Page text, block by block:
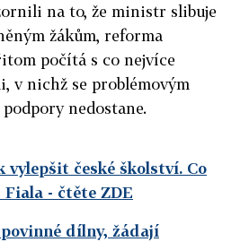
na to, že ministr slibuje
žákům, reforma
počítá s co nejvíce
v nichž se problémovým
nedostane.
vylepšit české školství. Co
Fiala - čtěte ZDE
dílny, žádají